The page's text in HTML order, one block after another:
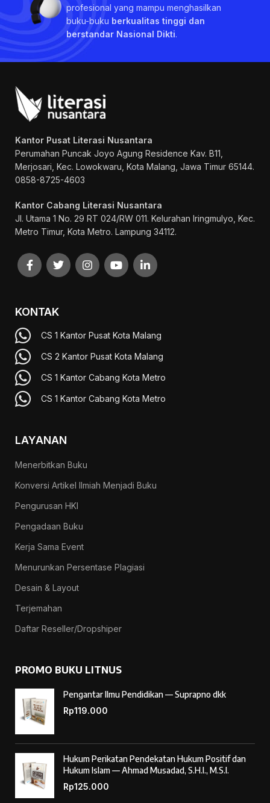
profesional yang mampu menghasilkan
buku-buku berkualitas tinggi dan
berstandar Nasional Dikti.
Kantor Pusat Literasi Nusantara
Perumahan Puncak Joyo Agung Residence Kav. B11,
Merjosari, Kec. Lowokwaru, Kota Malang, Jawa Timur 65144.
0858-8725-4603
Kantor Cabang Literasi Nusantara
Jl. Utama 1 No. 29 RT 024/RW 011. Kelurahan Iringmulyo, Kec.
Metro Timur, Kota Metro. Lampung 34112.
KONTAK
CS 1 Kantor Pusat Kota Malang
CS 2 Kantor Pusat Kota Malang
CS 1 Kantor Cabang Kota Metro
CS 1 Kantor Cabang Kota Metro
LAYANAN
Menerbitkan Buku
Konversi Artikel Ilmiah Menjadi Buku
Pengurusan HKI
Pengadaan Buku
Kerja Sama Event
Menurunkan Persentase Plagiasi
Desain & Layout
Terjemahan
Daftar Reseller/Dropshiper
PROMO BUKU LITNUS
Pengantar Ilmu Pendidikan — Suprapno dkk
Rp119.000
Hukum Perikatan Pendekatan Hukum Positif dan
Hukum Islam — Ahmad Musadad, S.H.I., M.S.I.
Rp125.000